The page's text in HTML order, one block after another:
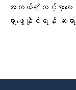
အကယ်၍သင့်မှာမေ
ရှာဖွေနိုင်ရန် ဆရ